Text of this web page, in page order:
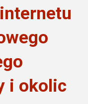
i okolic